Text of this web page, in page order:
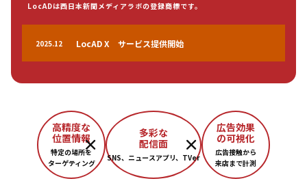
LocADは西日本新聞メディアラボの登録商標です。
2025.12 LocAD X サービス提供開始
高精度な
位置情報
特定の場所を
ターゲティング
多彩な
配信面
SNS、ニュースアプリ、TVer
広告効果
の可視化
広告接触から
来店まで計測​